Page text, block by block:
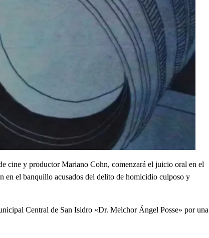
cine y productor Mariano Cohn, comenzará el juicio oral en el
en el banquillo acusados del delito de homicidio culposo y
Central de San Isidro «Dr. Melchor Ángel Posse» por una